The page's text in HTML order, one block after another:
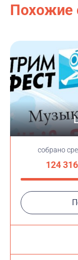
Похожие
cобрано
124